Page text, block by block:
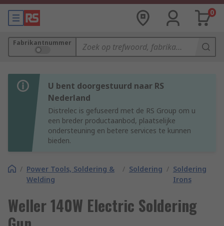
0
Fabrikantnummer
U bent doorgestuurd naar RS
Nederland
Distrelec is gefuseerd met de RS Group om u
een breder productaanbod, plaatselijke
ondersteuning en betere services te kunnen
bieden.
/ Power Tools, Soldering &
Welding
/ Soldering / Soldering
Irons
Weller 140W Electric Soldering